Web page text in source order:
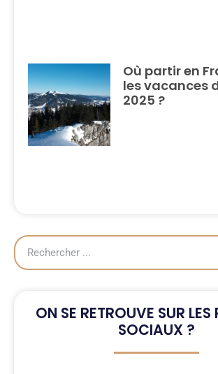
Où partir en
les vacances
2025 ?
ON SE RETROUVE SUR LES
SOCIAUX ?